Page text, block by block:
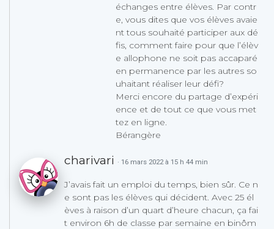
échanges entre élèves. Par contr
e, vous dites que vos élèves avaie
nt tous souhaité participer aux dé
fis, comment faire pour que l’élèv
e allophone ne soit pas accaparé
en permanence par les autres so
uhaitant réaliser leur défi?
Merci encore du partage d’expéri
ence et de tout ce que vous met
tez en ligne.
Bérangère
charivari · 16 mars 2022 à 15 h 44 min
J’avais fait un emploi du temps, bien sûr. Ce n
e sont pas les élèves qui décident. Avec 25 él
èves à raison d’un quart d’heure chacun, ça fai
t environ 6h de classe par semaine en binôm